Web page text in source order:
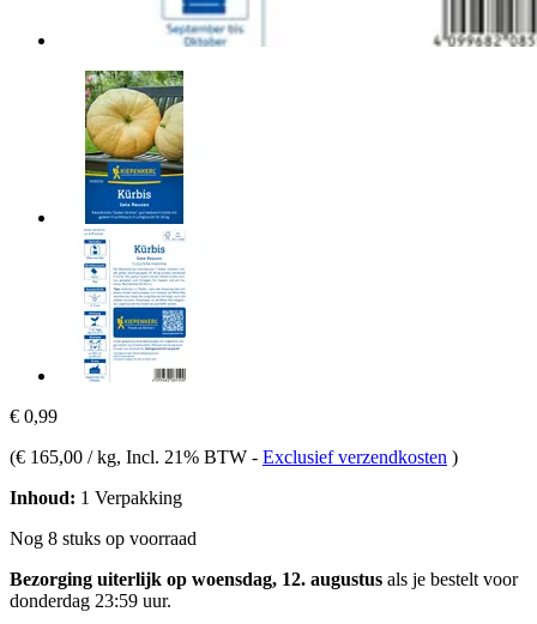
€ 0,99
(€ 165,00 / kg, Incl. 21% BTW - Exclusief verzendkosten )
Inhoud: 1 Verpakking
Nog 8 stuks op voorraad
Bezorging uiterlijk op woensdag, 12. augustus als je bestelt voor
donderdag 23:59 uur.